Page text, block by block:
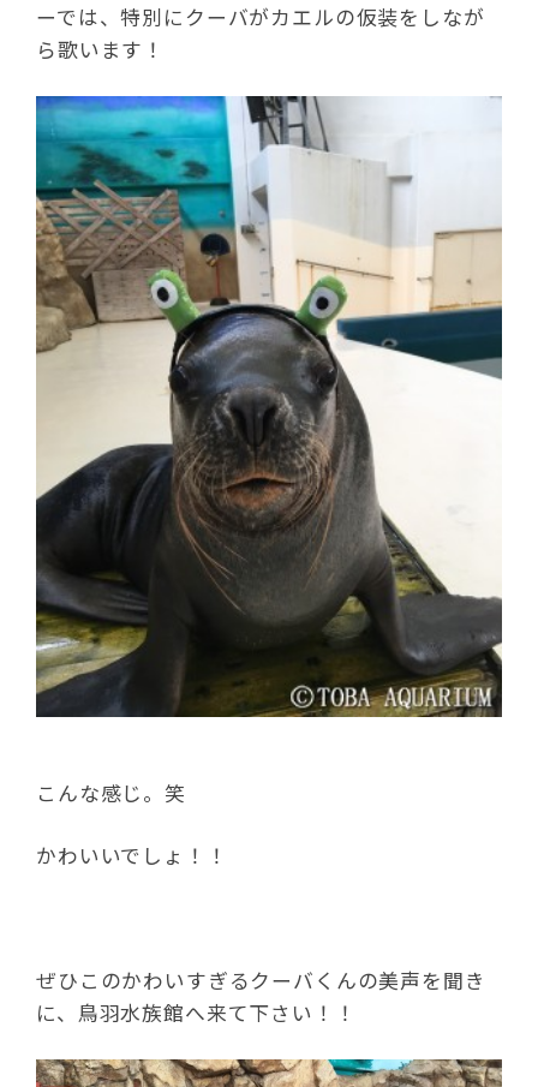
ーでは、特別にクーバがカエルの仮装をしなが
ら歌います！
こんな感じ。笑
かわいいでしょ！！
ぜひこのかわいすぎるクーバくんの美声を聞き
に、鳥羽水族館へ来て下さい！！